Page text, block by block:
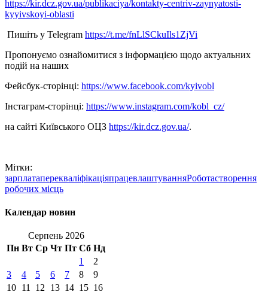
https://kir.dcz.gov.ua/publikaciya/kontakty-centriv-zaynyatosti-
kyyivskoyi-oblasti
Пишіть у Telegram https://t.me/fnLlSCkuIls1ZjVi
Пропонуємо ознайомитися з інформацією щодо актуальних
подій на наших
Фейсбук-сторінці: https://www.facebook.com/kyivobl
Інстаграм-сторінці: https://www.instagram.com/kobl_cz/
на сайті Київського ОЦЗ https://kir.dcz.gov.ua/.
Мітки:
зарплатаперекваліфікаціяпрацевлаштуванняРоботастворення
робочих місць
Календар новин
Серпень 2026
Пн Вт Ср Чт Пт Сб Нд
1
2
3
4 5 6 7 8
9
10 11 12 13 14 15 16